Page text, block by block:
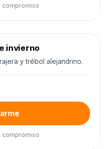
compromiso
Cierra en 7d
invierno
y trébol alejandrino.
compromiso